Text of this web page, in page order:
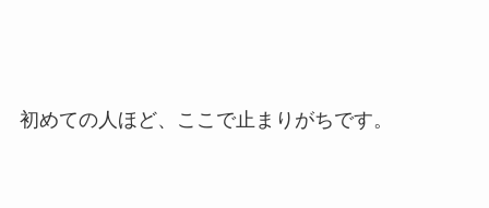
初めての人ほど、ここで止まりがちです。